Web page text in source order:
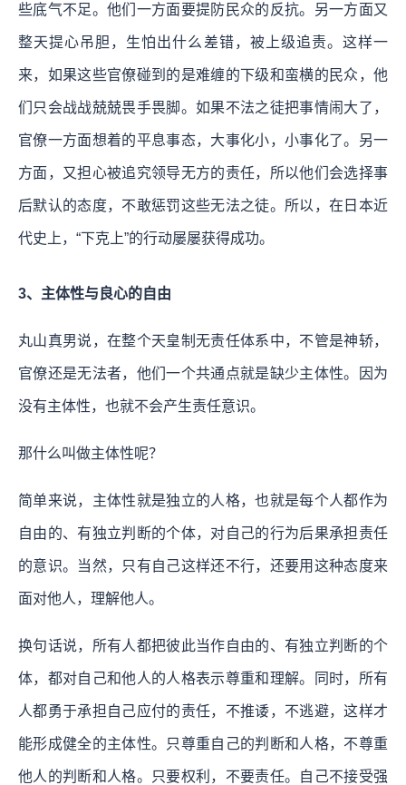
些底气不足。他们一方面要提防民众的反抗。另一方面又
整天提心吊胆，生怕出什么差错，被上级追责。这样一
来，如果这些官僚碰到的是难缠的下级和蛮横的民众，他
们只会战战兢兢畏手畏脚。如果不法之徒把事情闹大了，
官僚一方面想着的平息事态，大事化小，小事化了。另一
方面，又担心被追究领导无方的责任，所以他们会选择事
后默认的态度，不敢惩罚这些无法之徒。所以，在日本近
代史上，“下克上”的行动屡屡获得成功。
3、主体性与良心的自由
丸山真男说，在整个天皇制无责任体系中，不管是神轿，
官僚还是无法者，他们一个共通点就是缺少主体性。因为
没有主体性，也就不会产生责任意识。
那什么叫做主体性呢？
简单来说，主体性就是独立的人格，也就是每个人都作为
自由的、有独立判断的个体，对自己的行为后果承担责任
的意识。当然，只有自己这样还不行，还要用这种态度来
面对他人，理解他人。
换句话说，所有人都把彼此当作自由的、有独立判断的个
体，都对自己和他人的人格表示尊重和理解。同时，所有
人都勇于承担自己应付的责任，不推诿，不逃避，这样才
能形成健全的主体性。只尊重自己的判断和人格，不尊重
他人的判断和人格。只要权利，不要责任。自己不接受强